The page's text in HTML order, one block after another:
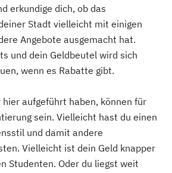
erkundige dich, ob das
Stadt vielleicht mit einigen
Angebote ausgemacht hat.
und dein Geldbeutel wird sich
wenn es Rabatte gibt.
hier aufgeführt haben, können für
sein. Vielleicht hast du einen
und damit andere
Vielleicht ist dein Geld knapper
Studenten. Oder du liegst weit